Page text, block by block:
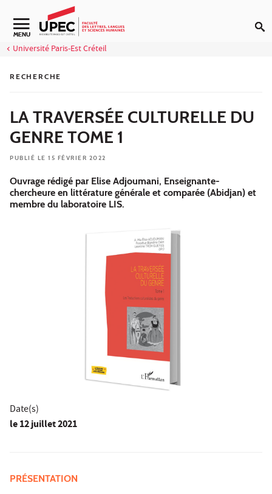
Aller au contenu
Navigation secondaire
MENU
Université Paris-Est Créteil
RECHERCHE
LA TRAVERSÉE CULTURELLE DU
GENRE TOME 1
PUBLIÉ LE 15 FÉVRIER 2022
Ouvrage rédigé par Elise Adjoumani, Enseignante-
chercheure en littérature générale et comparée (Abidjan) et
membre du laboratoire LIS.
Date(s)
le12 juillet 2021
PRÉSENTATION